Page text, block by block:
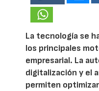
La tecnología se
los principales
empresarial. La
digitalización y el
permiten